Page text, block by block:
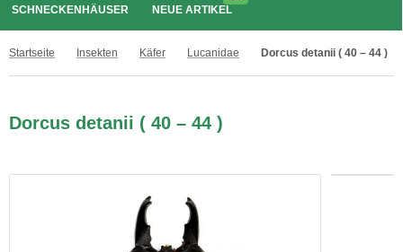
SCHNECKENHÄUSER NEUE ARTIKEL
Startseite Insekten Käfer Lucanidae Dorcus detanii ( 40 – 44 )
Dorcus detanii ( 40 – 44 )